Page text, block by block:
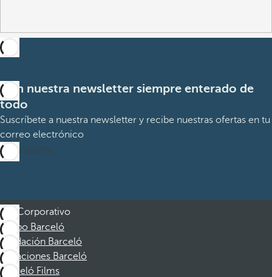
Con nuestra newsletter siempre enterado de
todo
Suscríbete a nuestra newsletter y recibe nuestras ofertas en tu
correo electrónico
Suscribirme
Corporativo
Grupo Barceló
Fundación Barceló
Vacaciones Barceló
Barceló Films